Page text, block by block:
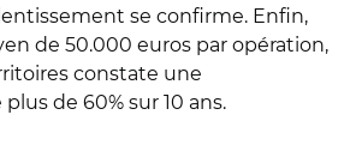
se confirme. Enfin,
de 50.000 euros par opération,
constate une
de 60% sur 10 ans.